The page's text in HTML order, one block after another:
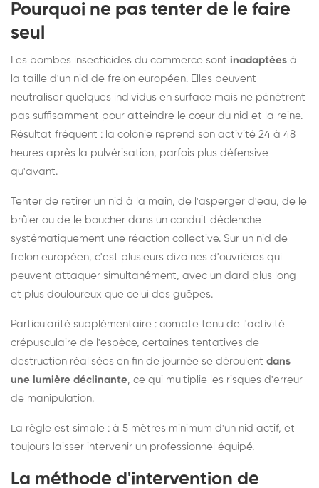
Pourquoi ne pas tenter de le faire
seul
Les bombes insecticides du commerce sont inadaptées à
la taille d'un nid de frelon européen. Elles peuvent
neutraliser quelques individus en surface mais ne pénètrent
pas suffisamment pour atteindre le cœur du nid et la reine.
Résultat fréquent : la colonie reprend son activité 24 à 48
heures après la pulvérisation, parfois plus défensive
qu'avant.
Tenter de retirer un nid à la main, de l'asperger d'eau, de le
brûler ou de le boucher dans un conduit déclenche
systématiquement une réaction collective. Sur un nid de
frelon européen, c'est plusieurs dizaines d'ouvrières qui
peuvent attaquer simultanément, avec un dard plus long
et plus douloureux que celui des guêpes.
Particularité supplémentaire : compte tenu de l'activité
crépusculaire de l'espèce, certaines tentatives de
destruction réalisées en fin de journée se déroulent dans
une lumière déclinante, ce qui multiplie les risques d'erreur
de manipulation.
La règle est simple : à 5 mètres minimum d'un nid actif, et
toujours laisser intervenir un professionnel équipé.
La méthode d'intervention de